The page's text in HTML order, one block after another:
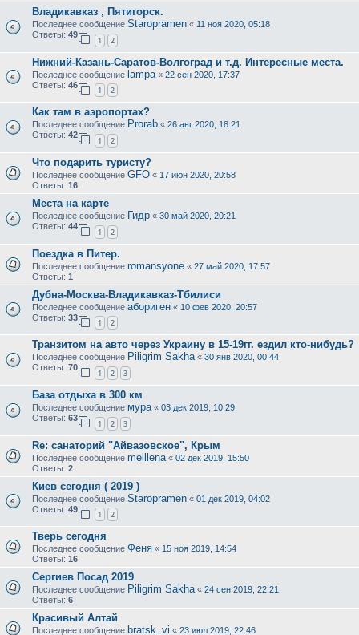
Владикавказ , Пятигорск.
Последнее сообщение Staropramen « 11 ноя 2020, 05:18
Ответы: 49
1 2
Нижний-Казань-Саратов-Волгоград и т.д. Интересные места.
Последнее сообщение lampa « 22 сен 2020, 17:37
Ответы: 46
1 2
Как там в аэропортах?
Последнее сообщение Prorab « 26 авг 2020, 18:21
Ответы: 42
1 2
Что подарить туристу?
Последнее сообщение GFO « 17 июн 2020, 20:58
Ответы: 16
Места на карте
Последнее сообщение Гидр « 30 май 2020, 20:21
Ответы: 44
1 2
Поездка в Питер.
Последнее сообщение romansyone « 27 май 2020, 17:57
Ответы: 1
Дубна-Москва-Владикавказ-Тбилиси
Последнее сообщение абориген « 10 фев 2020, 20:57
Ответы: 33
1 2
Транзитом на авто через Украину в 15-19гг. ездил кто-нибудь?
Последнее сообщение Piligrim Sakha « 30 янв 2020, 00:44
Ответы: 70
1 2 3
База отдыха в 300 км
Последнее сообщение мура « 03 дек 2019, 10:29
Ответы: 63
1 2 3
Re: санаторий "Айвазовское", Крым
Последнее сообщение melllena « 02 дек 2019, 15:50
Ответы: 2
Киев сегодня ( 2019 )
Последнее сообщение Staropramen « 01 дек 2019, 04:02
Ответы: 49
1 2
Тверь сегодня
Последнее сообщение Феня « 15 ноя 2019, 14:54
Ответы: 16
Сергиев Посад 2019
Последнее сообщение Piligrim Sakha « 24 сен 2019, 22:21
Ответы: 6
Красивый Алтай
Последнее сообщение bratsk_vi « 23 июл 2019, 22:46